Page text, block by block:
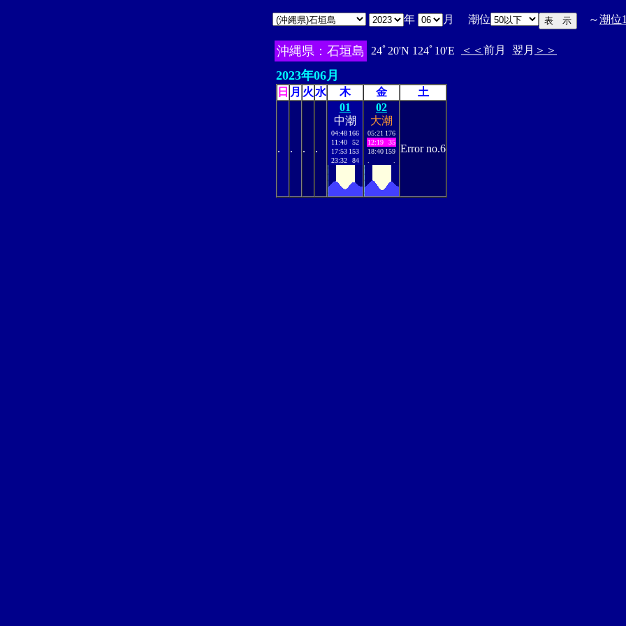
年 月 潮位 ～潮位
沖縄県：石垣島 24ﾟ20'N 124ﾟ10'E ＜＜ 前月 翌月 ＞＞
2023年06月
日 月 火 水 木 金 土
. . . .
01
中潮
04:48 166
11:40
52
17:53 153
23:32
84
02
大潮
05:21 176
12:19
35
18:40 159
Error no.6